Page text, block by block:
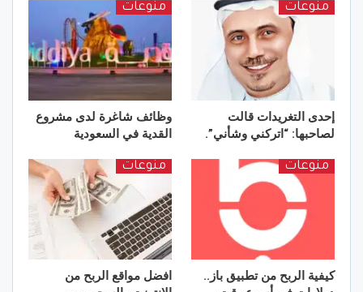
منوعات
إحدى التغريدات قالت
لصاحبها: “اتركني وشأني”.
منوعات
وظائف شاغرة لدى مشروع
القدية في السعودية
منوعات
كيفية الربح من تطبيق باز..
منوعات
افضل مواقع الربح من